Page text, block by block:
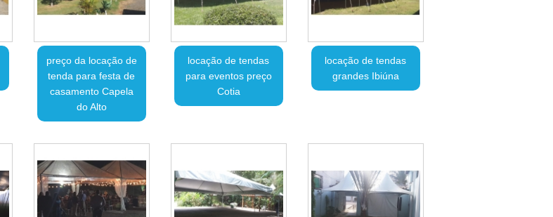
preço da locação de
tenda para festa de
casamento Capela
do Alto
locação de tendas
para eventos preço
Cotia
locação de tendas
grandes Ibiúna